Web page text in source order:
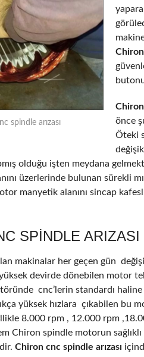
spindle arızası
Chiron
Chiron
önce
Öteki
olduğu işten meydana
üzerlerinde bulunan sürekli
manyetik alanını sincap
SPINDLE ARIZASI
makinalar her geçen gün
devirde dönebilen motor
cnc’lerin standardı
yüksek hızlara çıkabilen bu
8.000 rpm , 12.000 rpm
Chiron spindle motorun
Chiron cnc spindle arızası